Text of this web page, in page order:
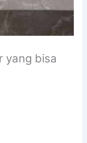
yang bisa